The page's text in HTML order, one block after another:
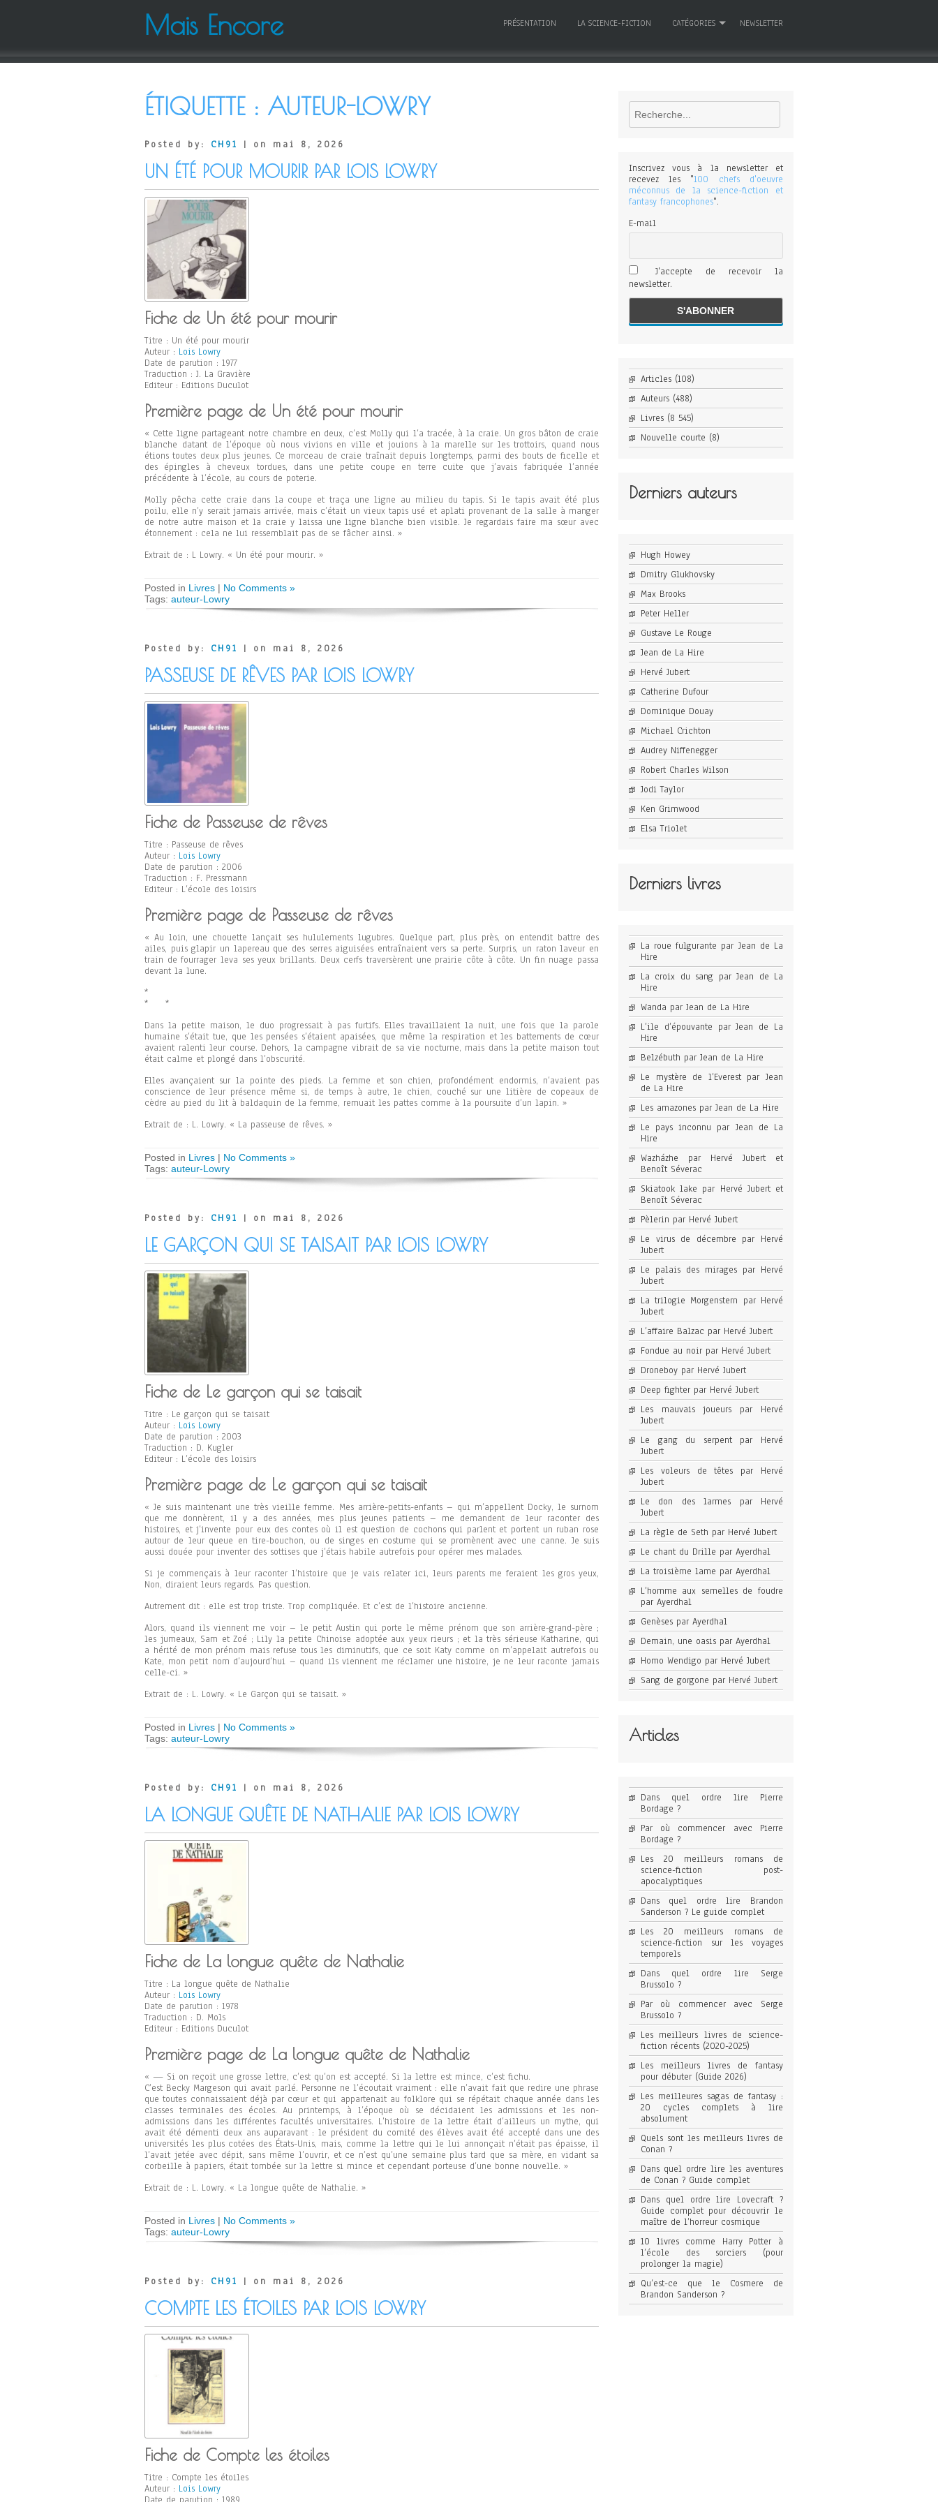
Mais Encore PRÉSENTATION LA SCIENCE-FICTION CATÉGORIES NEWSLETTER
ÉTIQUETTE : AUTEUR-LOWRY
Posted by: CH91 | on mai 8, 2026
UN ÉTÉ POUR MOURIR PAR LOIS LOWRY
Fiche de Un été pour mourir
Titre : Un été pour mourir
Auteur : Lois Lowry
Date de parution : 1977
Traduction : J. La Gravière
Editeur : Editions Duculot
Première page de Un été pour mourir
« Cette ligne partageant notre chambre en deux, c’est Molly qui l’a tracée, à la craie. Un gros bâton de craie
blanche datant de l’époque où nous vivions en ville et jouions à la marelle sur les trottoirs, quand nous
étions toutes deux plus jeunes. Ce morceau de craie traînait depuis longtemps, parmi des bouts de ficelle et
des épingles à cheveux tordues, dans une petite coupe en terre cuite que j’avais fabriquée l’année
précédente à l’école, au cours de poterie.
Molly pêcha cette craie dans la coupe et traça une ligne au milieu du tapis. Si le tapis avait été plus
poilu, elle n’y serait jamais arrivée, mais c’était un vieux tapis usé et aplati provenant de la salle à manger
de notre autre maison et la craie y laissa une ligne blanche bien visible. Je regardais faire ma sœur avec
étonnement : cela ne lui ressemblait pas de se fâcher ainsi. »
Extrait de : L Lowry. « Un été pour mourir. »
Posted in Livres | No Comments »
Tags: auteur-Lowry
Posted by: CH91 | on mai 8, 2026
PASSEUSE DE RÊVES PAR LOIS LOWRY
Fiche de Passeuse de rêves
Titre : Passeuse de rêves
Auteur : Lois Lowry
Date de parution : 2006
Traduction : F. Pressmann
Editeur : L’école des loisirs
Première page de Passeuse de rêves
« Au loin, une chouette lançait ses hululements lugubres. Quelque part, plus près, on entendit battre des
ailes, puis glapir un lapereau que des serres aiguisées entraînaient vers sa perte. Surpris, un raton laveur en
train de fourrager leva ses yeux brillants. Deux cerfs traversèrent une prairie côte à côte. Un fin nuage passa
devant la lune.
*
* *
Dans la petite maison, le duo progressait à pas furtifs. Elles travaillaient la nuit, une fois que la parole
humaine s’était tue, que les pensées s’étaient apaisées, que même la respiration et les battements de cœur
avaient ralenti leur course. Dehors, la campagne vibrait de sa vie nocturne, mais dans la petite maison tout
était calme et plongé dans l’obscurité.
Elles avançaient sur la pointe des pieds. La femme et son chien, profondément endormis, n’avaient pas
conscience de leur présence même si, de temps à autre, le chien, couché sur une litière de copeaux de
cèdre au pied du lit à baldaquin de la femme, remuait les pattes comme à la poursuite d’un lapin. »
Extrait de : L. Lowry. « La passeuse de rêves. »
Posted in Livres | No Comments »
Tags: auteur-Lowry
Posted by: CH91 | on mai 8, 2026
LE GARÇON QUI SE TAISAIT PAR LOIS LOWRY
Fiche de Le garçon qui se taisait
Titre : Le garçon qui se taisait
Auteur : Lois Lowry
Date de parution : 2003
Traduction : D. Kugler
Editeur : L’école des loisirs
Première page de Le garçon qui se taisait
« Je suis maintenant une très vieille femme. Mes arrière-petits-enfants – qui m’appellent Docky, le surnom
que me donnèrent, il y a des années, mes plus jeunes patients – me demandent de leur raconter des
histoires, et j’invente pour eux des contes où il est question de cochons qui parlent et portent un ruban rose
autour de leur queue en tire-bouchon, ou de singes en costume qui se promènent avec une canne. Je suis
aussi douée pour inventer des sottises que j’étais habile autrefois pour opérer mes malades.
Si je commençais à leur raconter l’histoire que je vais relater ici, leurs parents me feraient les gros yeux,
Non, diraient leurs regards. Pas question.
Autrement dit : elle est trop triste. Trop compliquée. Et c’est de l’histoire ancienne.
Alors, quand ils viennent me voir – le petit Austin qui porte le même prénom que son arrière-grand-père ;
les jumeaux, Sam et Zoé ; Lily la petite Chinoise adoptée aux yeux rieurs ; et la très sérieuse Katharine, qui
a hérité de mon prénom mais refuse tous les diminutifs, que ce soit Katy comme on m’appelait autrefois ou
Kate, mon petit nom d’aujourd’hui – quand ils viennent me réclamer une histoire, je ne leur raconte jamais
celle-ci. »
Extrait de : L. Lowry. « Le Garçon qui se taisait. »
Posted in Livres | No Comments »
Tags: auteur-Lowry
Posted by: CH91 | on mai 8, 2026
LA LONGUE QUÊTE DE NATHALIE PAR LOIS LOWRY
Fiche de La longue quête de Nathalie
Titre : La longue quête de Nathalie
Auteur : Lois Lowry
Date de parution : 1978
Traduction : D. Mols
Editeur : Editions Duculot
Première page de La longue quête de Nathalie
« — Si on reçoit une grosse lettre, c’est qu’on est accepté. Si la lettre est mince, c’est fichu.
C’est Becky Margeson qui avait parlé. Personne ne l’écoutait vraiment : elle n’avait fait que redire une phrase
que toutes connaissaient déjà par cœur et qui appartenait au folklore qui se répétait chaque année dans les
classes terminales des écoles. Au printemps, à l’époque où se décidaient les admissions et les non-
admissions dans les différentes facultés universitaires. L’histoire de la lettre était d’ailleurs un mythe, qui
avait été démenti deux ans auparavant : le président du comité des élèves avait été accepté dans une des
universités les plus cotées des États-Unis, mais, comme la lettre qui le lui annonçait n’était pas épaisse, il
l’avait jetée avec dépit, sans même l’ouvrir, et ce n’est qu’une semaine plus tard que sa mère, en vidant sa
corbeille à papiers, était tombée sur la lettre si mince et cependant porteuse d’une bonne nouvelle. »
Extrait de : L. Lowry. « La longue quête de Nathalie. »
Posted in Livres | No Comments »
Tags: auteur-Lowry
Posted by: CH91 | on mai 8, 2026
COMPTE LES ÉTOILES PAR LOIS LOWRY
Fiche de Compte les étoiles
Titre : Compte les étoiles
Auteur : Lois Lowry
Rechercher
Inscrivez vous à la newsletter et
recevez les "100 chefs d'oeuvre
méconnus de la science-fiction et
fantasy francophones".
E-mail
J'accepte de recevoir la
newsletter.
Articles(108)
Auteurs(488)
Livres(8 545)
Nouvelle courte (8)
Derniers auteurs
Hugh Howey
Dmitry Glukhovsky
Max Brooks
Peter Heller
Gustave Le Rouge
Jean de La Hire
Hervé Jubert
Catherine Dufour
Dominique Douay
Michael Crichton
Audrey Niffenegger
Robert Charles Wilson
Jodi Taylor
Ken Grimwood
Elsa Triolet
Derniers livres
La roue fulgurante par Jean de La
Hire
La croix du sang par Jean de La
Hire
Wanda par Jean de La Hire
L’ile d’épouvante par Jean de La
Hire
Belzébuth par Jean de La Hire
Le mystère de l’Everest par Jean
de La Hire
Les amazones par Jean de La Hire
Le pays inconnu par Jean de La
Hire
Wazházhe par Hervé Jubert et
Benoît Séverac
Skiatook lake par Hervé Jubert et
Benoît Séverac
Pèlerin par Hervé Jubert
Le virus de décembre par Hervé
Jubert
Le palais des mirages par Hervé
Jubert
La trilogie Morgenstern par Hervé
Jubert
L’affaire Balzac par Hervé Jubert
Fondue au noir par Hervé Jubert
Droneboy par Hervé Jubert
Deep fighter par Hervé Jubert
Les mauvais joueurs par Hervé
Jubert
Le gang du serpent par Hervé
Jubert
Les voleurs de têtes par Hervé
Jubert
Le don des larmes par Hervé
Jubert
La règle de Seth par Hervé Jubert
Le chant du Drille par Ayerdhal
La troisième lame par Ayerdhal
L’homme aux semelles de foudre
par Ayerdhal
Genèses par Ayerdhal
Demain, une oasis par Ayerdhal
Homo Wendigo par Hervé Jubert
Sang de gorgone par Hervé Jubert
Articles
Dans quel ordre lire Pierre
Bordage ?
Par où commencer avec Pierre
Bordage ?
Les 20 meilleurs romans de
science-fiction post-
apocalyptiques
Dans quel ordre lire Brandon
Sanderson ? Le guide complet
Les 20 meilleurs romans de
science-fiction sur les voyages
temporels
Dans quel ordre lire Serge
Brussolo ?
Par où commencer avec Serge
Brussolo ?
Les meilleurs livres de science-
fiction récents (2020-2025)
Les meilleurs livres de fantasy
pour débuter (Guide 2026)
Les meilleures sagas de fantasy :
20 cycles complets à lire
absolument
Quels sont les meilleurs livres de
Conan ?
Dans quel ordre lire les aventures
de Conan ? Guide complet
Dans quel ordre lire Lovecraft ?
Guide complet pour découvrir le
maître de l’horreur cosmique
10 livres comme Harry Potter à
l’école des sorciers (pour
prolonger la magie)
Qu’est-ce que le Cosmere de
Brandon Sanderson ?